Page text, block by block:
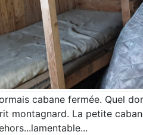
cabane fermée. Quel
montagnard. La petite